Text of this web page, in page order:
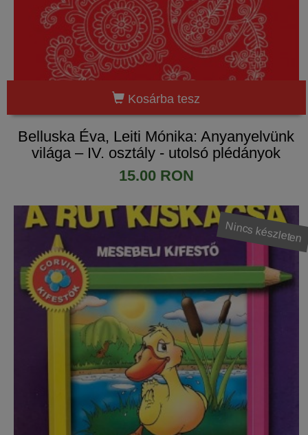
Kosárba tesz
Belluska Éva, Leiti Mónika: Anyanyelvünk
világa – IV. osztály - utolsó plédányok
15.00 RON
Nincs készleten